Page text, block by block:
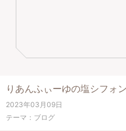
2023年03月09日
テーマ： ブログ